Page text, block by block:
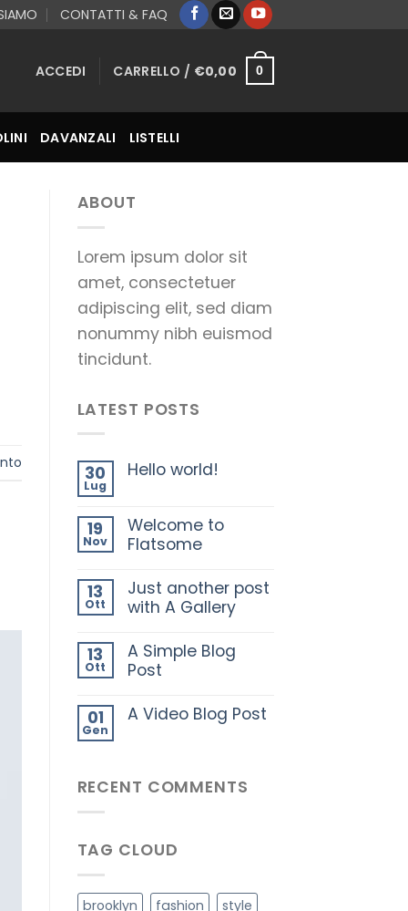
CONTATTI & FAQ
ACCEDI CARRELLO / €0,00 0
DAVANZALI LISTELLI
ABOUT
Lorem ipsum dolor sit
amet, consectetuer
adipiscing elit, sed diam
nonummy nibh euismod
tincidunt.
LATEST POSTS
30
Lug
Hello world!
19
Nov
Welcome to
Flatsome
13
Ott
Just another post
with A Gallery
13
Ott
A Simple Blog
Post
01
Gen
A Video Blog Post
RECENT COMMENTS
TAG CLOUD
brooklyn fashion
style